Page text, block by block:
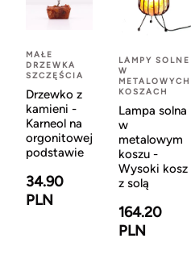
MAŁE
DRZEWKA
SZCZĘŚCIA
Drzewko z
kamieni -
Karneol na
orgonitowej
podstawie
34.90
PLN
LAMPY SOLNE
W
METALOWYCH
KOSZACH
Lampa solna
w
metalowym
koszu -
Wysoki kosz
z solą
164.20
PLN